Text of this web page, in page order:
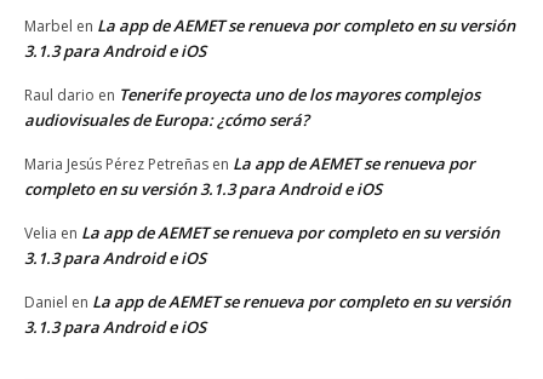
Marbel en La app de AEMET se renueva por completo en su versión
3.1.3 para Android e iOS
Raul dario en Tenerife proyecta uno de los mayores complejos
audiovisuales de Europa: ¿cómo será?
Maria Jesús Pérez Petreñas en La app de AEMET se renueva por
completo en su versión 3.1.3 para Android e iOS
Velia en La app de AEMET se renueva por completo en su versión
3.1.3 para Android e iOS
Daniel en La app de AEMET se renueva por completo en su versión
3.1.3 para Android e iOS